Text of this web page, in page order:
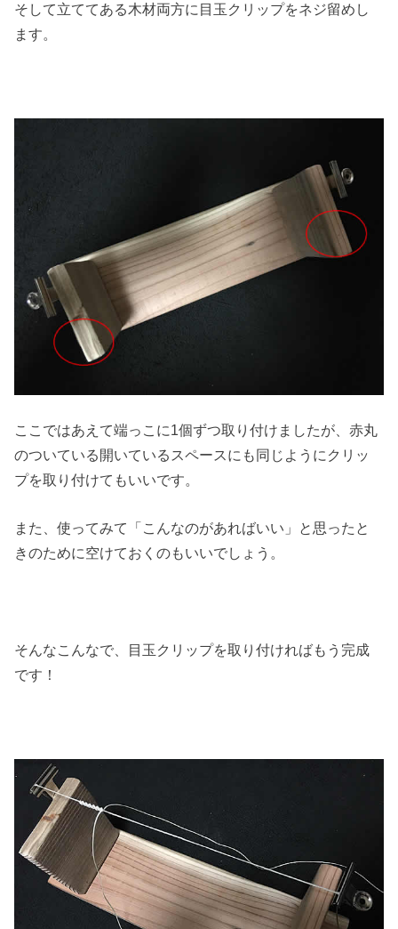
そして立ててある木材両方に目玉クリップをネジ留めし
ます。
ここではあえて端っこに1個ずつ取り付けましたが、赤丸
のついている開いているスペースにも同じようにクリッ
プを取り付けてもいいです。
また、使ってみて「こんなのがあればいい」と思ったと
きのために空けておくのもいいでしょう。
そんなこんなで、目玉クリップを取り付ければもう完成
です！